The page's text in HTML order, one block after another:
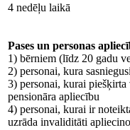
4 nedēļu laikā
Pases un personas
1) bērniem (līdz 20 gadu
2) personai, kura
3) personai, kurai piešķirta
pensionāra apliecību
4) personai, kurai ir
uzrāda invaliditāti